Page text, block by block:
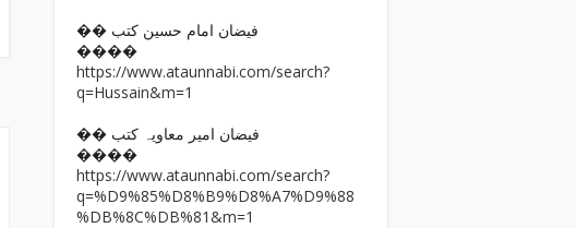
�� فیضان امام حسین کتب
����
https://www.ataunnabi.com/search?
q=Hussain&m=1
�� فیضان امیر معاویہ کتب
����
https://www.ataunnabi.com/search?
q=%D9%85%D8%B9%D8%A7%D9%88
%DB%8C%DB%81&m=1